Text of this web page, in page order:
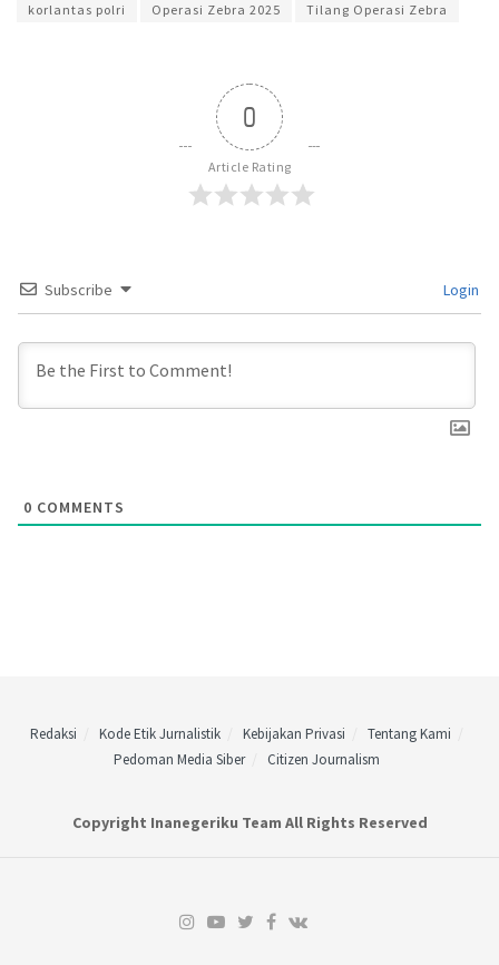
korlantas polri Operasi Zebra 2025 Tilang Operasi Zebra
0
Article Rating
Subscribe Login
0 COMMENTS
Redaksi Kode Etik Jurnalistik Kebijakan Privasi
Tentang Kami
Pedoman Media Siber
Citizen Journalism
Copyright Inanegeriku Team All Rights Reserved